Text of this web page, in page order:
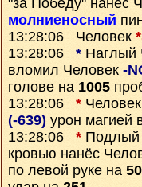
"за Победу" нанёс
молниеносный
13:28:06 Человек
13:28:06 * Наглый
вломил Человек -
голове на 1005
13:28:06 * Человек
(-639) урон магией
13:28:06 *
кровью нанёс
по левой руке на